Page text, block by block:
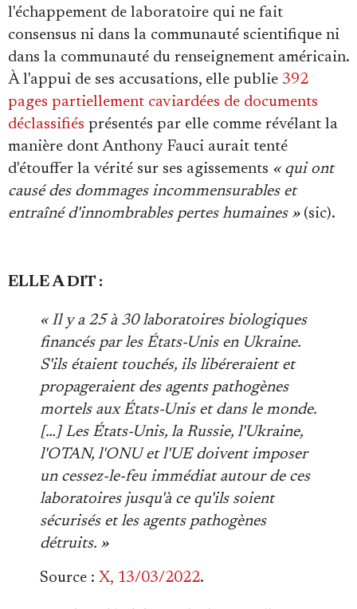
l'échappement de laboratoire qui ne fait
consensus ni dans la communauté scientifique ni
dans la communauté du renseignement américain.
À l'appui de ses accusations, elle publie 392
pages partiellement caviardées de documents
déclassifiés présentés par elle comme révélant la
manière dont Anthony Fauci aurait tenté
d'étouffer la vérité sur ses agissements « qui ont
causé des dommages incommensurables et
entraîné d'innombrables pertes humaines »(sic).
ELLE A DIT :
« Il y a 25 à 30 laboratoires biologiques
financés par les États-Unis en Ukraine.
S'ils étaient touchés, ils libéreraient et
propageraient des agents pathogènes
mortels aux États-Unis et dans le monde.
[…] Les États-Unis, la Russie, l'Ukraine,
l'OTAN, l'ONU et l'UE doivent imposer
un cessez-le-feu immédiat autour de ces
laboratoires jusqu'à ce qu'ils soient
sécurisés et les agents pathogènes
détruits. »
Source : X, 13/03/2022.